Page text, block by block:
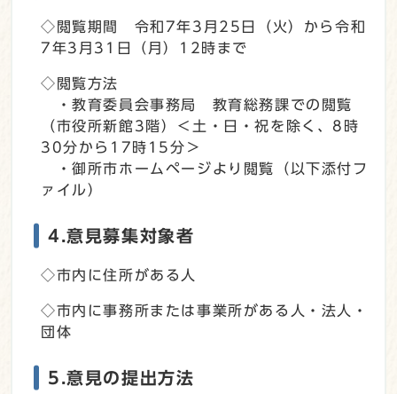
◇閲覧期間 令和7年3月25日（火）から令和
7年3月31日（月）12時まで
◇閲覧方法
・教育委員会事務局 教育総務課での閲覧
（市役所新館3階）＜土・日・祝を除く、8時
30分から17時15分＞
・御所市ホームページより閲覧（以下添付フ
ァイル）
4.意見募集対象者
◇市内に住所がある人
◇市内に事務所または事業所がある人・法人・
団体
5.意見の提出方法